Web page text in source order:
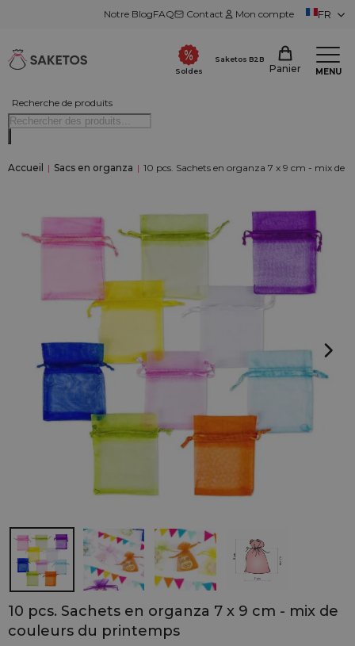
Notre BlogFAQ Contact Mon compte FR
Recherche de produits
Soldes
Saketos B2B
Panier MENU
Accueil | Sacs en organza | 10 pcs. Sachets en organza 7 x 9 cm - mix de
10 pcs. Sachets en organza 7 x 9 cm - mix de
couleurs du printemps